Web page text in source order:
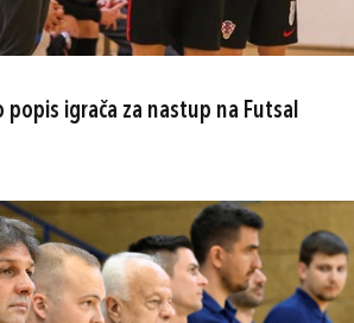
popis igrača za nastup na Futsal